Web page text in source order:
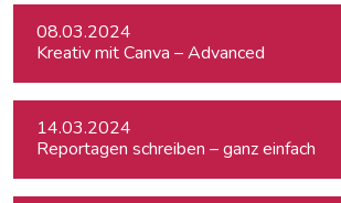
08.03.2024
Kreativ mit Canva – Advanced
14.03.2024
Reportagen schreiben – ganz einfach